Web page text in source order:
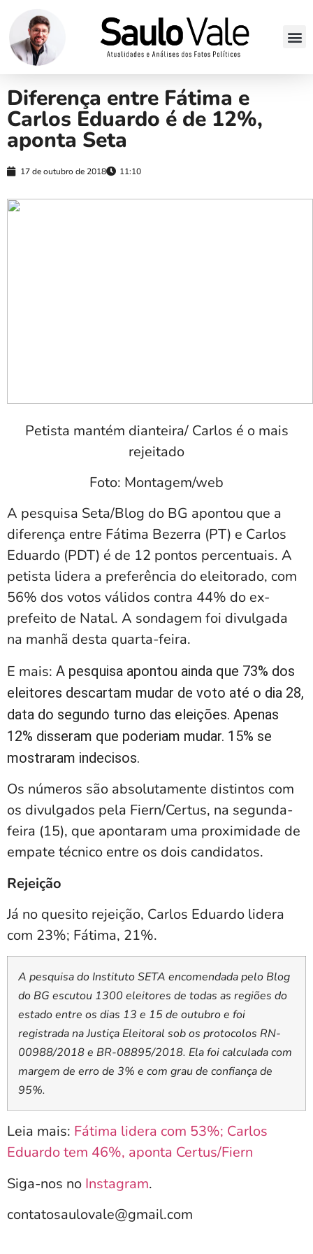
Diferença entre Fátima e
Carlos Eduardo é de 12%,
aponta Seta
17 de outubro de 2018 11:10
Petista mantém dianteira/ Carlos é o mais
rejeitado
Foto: Montagem/web
A pesquisa Seta/Blog do BG apontou que a
diferença entre Fátima Bezerra (PT) e Carlos
Eduardo (PDT) é de 12 pontos percentuais. A
petista lidera a preferência do eleitorado, com
56% dos votos válidos contra 44% do ex-
prefeito de Natal. A sondagem foi divulgada
na manhã desta quarta-feira.
E mais: A pesquisa apontou ainda que 73% dos
eleitores descartam mudar de voto até o dia 28,
data do segundo turno das eleições. Apenas
12% disseram que poderiam mudar. 15% se
mostraram indecisos.
Os números são absolutamente distintos com
os divulgados pela Fiern/Certus, na segunda-
feira (15), que apontaram uma proximidade de
empate técnico entre os dois candidatos.
Rejeição
Já no quesito rejeição, Carlos Eduardo lidera
com 23%; Fátima, 21%.
A pesquisa do Instituto SETA encomendada pelo Blog
do BG escutou 1300 eleitores de todas as regiões do
estado entre os dias 13 e 15 de outubro e foi
registrada na Justiça Eleitoral sob os protocolos RN-
00988/2018 e BR-08895/2018. Ela foi calculada com
margem de erro de 3% e com grau de confiança de
95%.
Leia mais: Fátima lidera com 53%; Carlos
Eduardo tem 46%, aponta Certus/Fiern
Siga-nos no Instagram.
contatosaulovale@gmail.com